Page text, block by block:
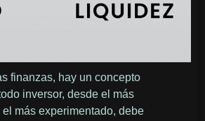
finanzas, hay un concepto
inversor, desde el más
más experimentado, debe